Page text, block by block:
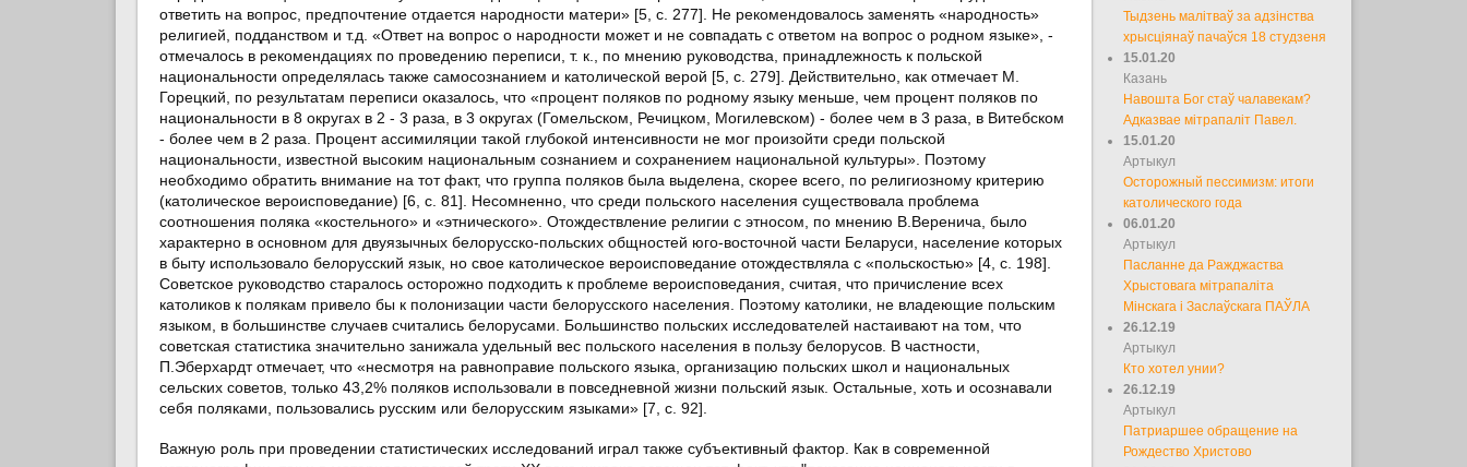
ответить на вопрос, предпочтение отдается народности матери» [5, с. 277]. Не рекомендовалось заменять «народность»
религией, подданством и т.д. «Ответ на вопрос о народности может и не совпадать с ответом на вопрос о родном языке», -
отмечалось в рекомендациях по проведению переписи, т. к., по мнению руководства, принадлежность к польской
национальности определялась также самосознанием и католической верой [5, с. 279]. Действительно, как отмечает М.
Горецкий, по результатам переписи оказалось, что «процент поляков по родному языку меньше, чем процент поляков по
национальности в 8 округах в 2 - 3 раза, в 3 округах (Гомельском, Речицком, Могилевском) - более чем в 3 раза, в Витебском
- более чем в 2 раза. Процент ассимиляции такой глубокой интенсивности не мог произойти среди польской
национальности, известной высоким национальным сознанием и сохранением национальной культуры». Поэтому
необходимо обратить внимание на тот факт, что группа поляков была выделена, скорее всего, по религиозному критерию
(католическое вероисповедание) [6, c. 81]. Несомненно, что среди польского населения существовала проблема
соотношения поляка «костельного» и «этнического». Отождествление религии с этносом, по мнению В.Веренича, было
характерно в основном для двуязычных белорусско-польских общностей юго-восточной части Беларуси, население которых
в быту использовало белорусский язык, но свое католическое вероисповедание отождествляла с «польскостью» [4, с. 198].
Советское руководство старалось осторожно подходить к проблеме вероисповедания, считая, что причисление всех
католиков к полякам привело бы к полонизации части белорусского населения. Поэтому католики, не владеющие польским
языком, в большинстве случаев считались белорусами. Большинство польских исследователей настаивают на том, что
советская статистика значительно занижала удельный вес польского населения в пользу белорусов. В частности,
П.Эберхардт отмечает, что «несмотря на равноправие польского языка, организацию польских школ и национальных
сельских советов, только 43,2% поляков использовали в повседневной жизни польский язык. Остальные, хоть и осознавали
себя поляками, пользовались русским или белорусским языками» [7, с. 92].
Важную роль при проведении статистических исследований играл также субъективный фактор. Как в современной
Тыдзень малітваў за адзінства
хрысціянаў пачаўся 18 студзеня
15.01.20
Казань
Навошта Бог стаў чалавекам?
Адказвае мітрапаліт Павел.
15.01.20
Артыкул
Осторожный пессимизм: итоги
католического года
06.01.20
Артыкул
Пасланне да Ражджаства
Хрыстовага мітрапаліта
Мінскага і Заслаўскага ПАЎЛА
26.12.19
Артыкул
Кто хотел унии?
26.12.19
Артыкул
Патриаршее обращение на
Рождество Христово